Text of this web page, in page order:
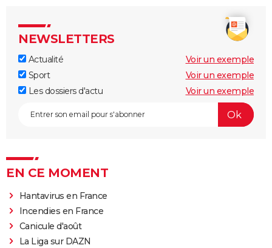
NEWSLETTERS
Actualité
Voir un exemple
Sport
Voir un exemple
Les dossiers d'actu
Voir un exemple
EN CE MOMENT
Hantavirus en France
Incendies en France
Canicule d'août
La Liga sur DAZN